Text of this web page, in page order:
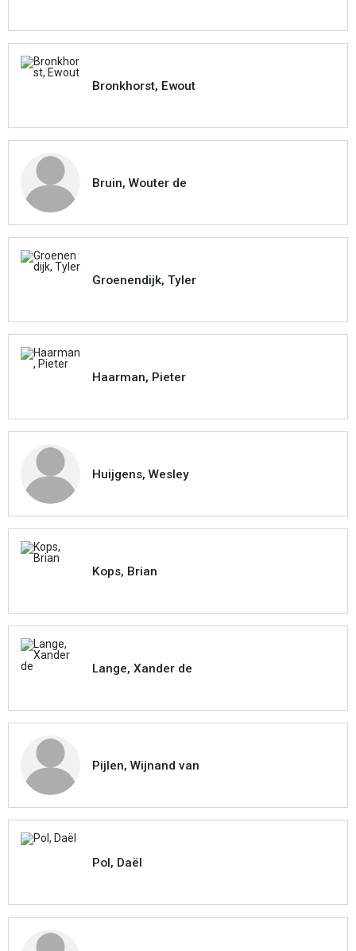
Bronkhorst, Ewout
Bruin, Wouter de
Groenendijk, Tyler
Haarman, Pieter
Huijgens, Wesley
Kops, Brian
Lange, Xander de
Pijlen, Wijnand van
Pol, Daël